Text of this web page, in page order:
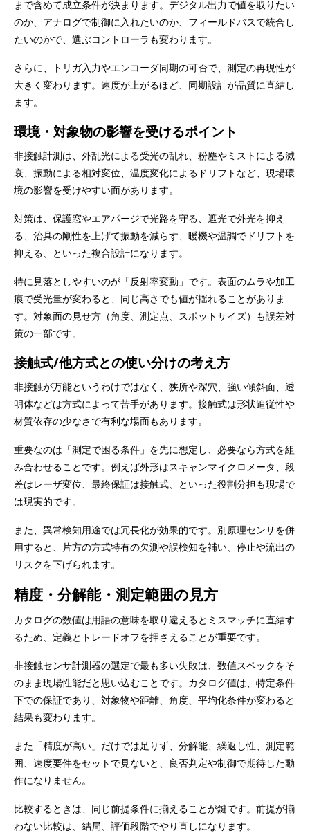
まで含めて成立条件が決まります。デジタル出力で値を取りたい
のか、アナログで制御に入れたいのか、フィールドバスで統合し
たいのかで、選ぶコントローラも変わります。
さらに、トリガ入力やエンコーダ同期の可否で、測定の再現性が
大きく変わります。速度が上がるほど、同期設計が品質に直結し
ます。
環境・対象物の影響を受けるポイント
非接触計測は、外乱光による受光の乱れ、粉塵やミストによる減
衰、振動による相対変位、温度変化によるドリフトなど、現場環
境の影響を受けやすい面があります。
対策は、保護窓やエアパージで光路を守る、遮光で外光を抑え
る、治具の剛性を上げて振動を減らす、暖機や温調でドリフトを
抑える、といった複合設計になります。
特に見落としやすいのが「反射率変動」です。表面のムラや加工
痕で受光量が変わると、同じ高さでも値が揺れることがありま
す。対象面の見せ方（角度、測定点、スポットサイズ）も誤差対
策の一部です。
接触式/他方式との使い分けの考え方
非接触が万能というわけではなく、狭所や深穴、強い傾斜面、透
明体などは方式によって苦手があります。接触式は形状追従性や
材質依存の少なさで有利な場面もあります。
重要なのは「測定で困る条件」を先に想定し、必要なら方式を組
み合わせることです。例えば外形はスキャンマイクロメータ、段
差はレーザ変位、最終保証は接触式、といった役割分担も現場で
は現実的です。
また、異常検知用途では冗長化が効果的です。別原理センサを併
用すると、片方の方式特有の欠測や誤検知を補い、停止や流出の
リスクを下げられます。
精度・分解能・測定範囲の見方
カタログの数値は用語の意味を取り違えるとミスマッチに直結す
るため、定義とトレードオフを押さえることが重要です。
非接触センサ計測器の選定で最も多い失敗は、数値スペックをそ
のまま現場性能だと思い込むことです。カタログ値は、特定条件
下での保証であり、対象物や距離、角度、平均化条件が変わると
結果も変わります。
また「精度が高い」だけでは足りず、分解能、繰返し性、測定範
囲、速度要件をセットで見ないと、良否判定や制御で期待した動
作になりません。
比較するときは、同じ前提条件に揃えることが鍵です。前提が揃
わない比較は、結局、評価段階でやり直しになります。